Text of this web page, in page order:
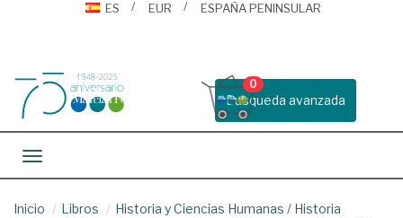
ES
EUR ESPAÑA PENINSULAR
Busqueda avanzada
0
Toggle navigation
Inicio Libros Historia y Ciencias Humanas / Historia